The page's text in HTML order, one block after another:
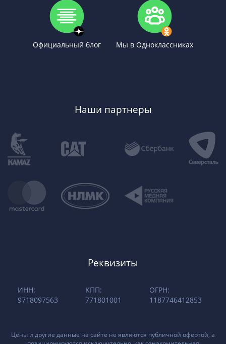
Официальный блог Мы в Одноклассниках
Наши партнеры
Реквизиты
ИНН:
9718097563
КПП:
771801001
ОГРН:
1187746412853
Цены и другие данные на сайте не являются публичной офертой, а